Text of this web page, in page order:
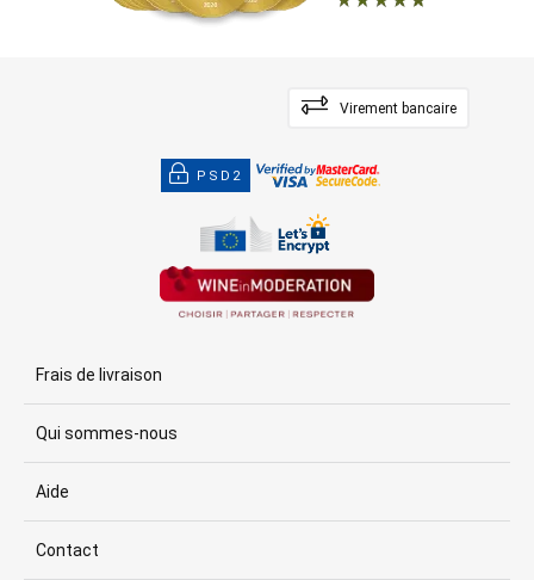
Virement bancaire
PSD2
Frais de livraison
Qui sommes-nous
Aide
Contact